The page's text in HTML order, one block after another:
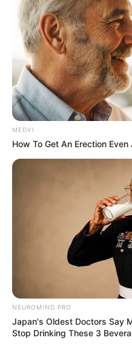
Top 8 People Living
BRAINBERRIES
The 90s Was A Fantastic
MEDVI
How To Get An Erection
NEUROMIND PRO
Japan's Oldest Doctors Say
Stop Drinking These 3